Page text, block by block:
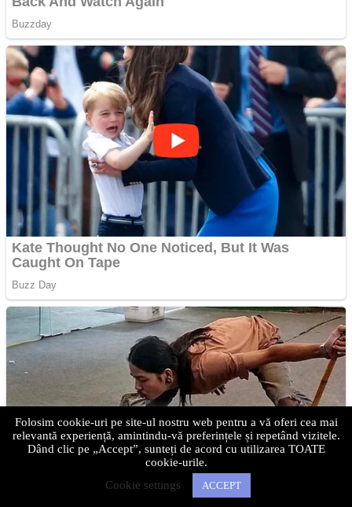
Folosim cookie-uri pe site-ul nostru web pentru a vă oferi cea mai
relevantă experiență, amintindu-vă preferințele și repetând vizitele.
Dând clic pe „Accept”, sunteți de acord cu utilizarea TOATE
cookie-urile.
Cookie settings
ACCEPT